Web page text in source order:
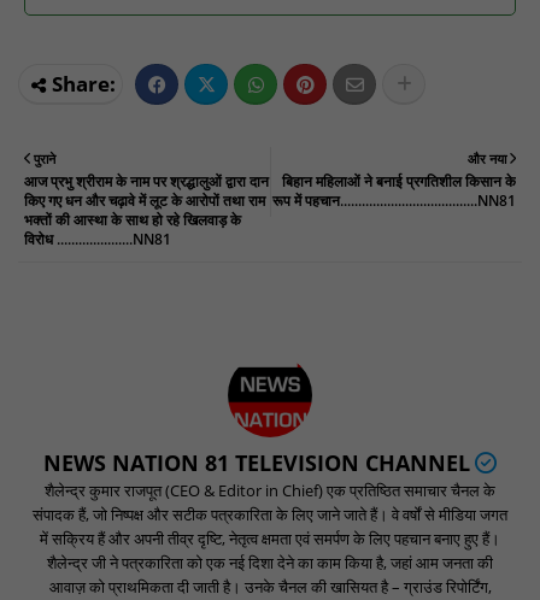
और नया
बिहान महिलाओं ने बनाई प्रगतिशील किसान के
रूप में पहचान......................................NN81
पुराने
आज प्रभु श्रीराम के नाम पर श्रद्धालुओं द्वारा दान
किए गए धन और चढ़ावे में लूट के आरोपों तथा राम
भक्तों की आस्था के साथ हो रहे खिलवाड़ के
विरोध .....................NN81
NEWS NATION 81 TELEVISION CHANNEL
शैलेन्द्र कुमार राजपूत (CEO & Editor in Chief) एक प्रतिष्ठित समाचार चैनल के
संपादक हैं, जो निष्पक्ष और सटीक पत्रकारिता के लिए जाने जाते हैं। वे वर्षों से मीडिया जगत
में सक्रिय हैं और अपनी तीव्र दृष्टि, नेतृत्व क्षमता एवं समर्पण के लिए पहचान बनाए हुए हैं।
शैलेन्द्र जी ने पत्रकारिता को एक नई दिशा देने का काम किया है, जहां आम जनता की
आवाज़ को प्राथमिकता दी जाती है। उनके चैनल की खासियत है – ग्राउंड रिपोर्टिंग,